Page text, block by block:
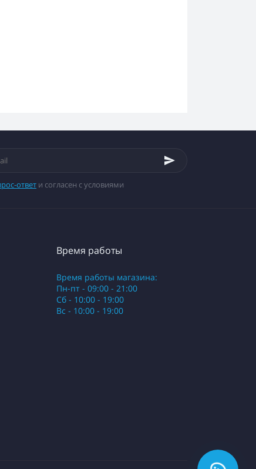
ответ и согласен с условиями
Время работы
Время работы магазина:
Пн-пт - 09:00 - 21:00
Сб - 10:00 - 19:00
Вс - 10:00 - 19:00